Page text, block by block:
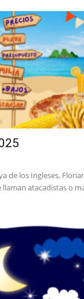
de los Ingleses,
llaman atacadistas o